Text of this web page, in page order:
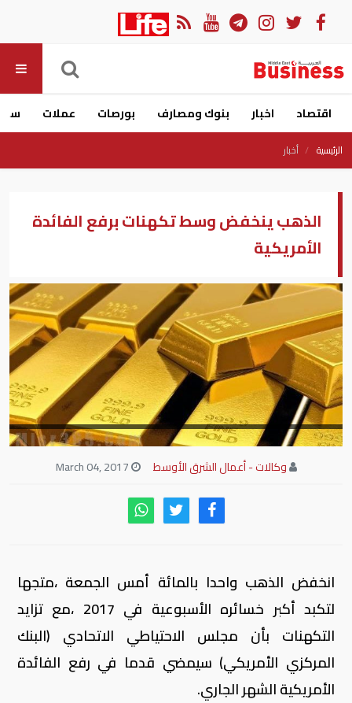
اقتصاد اخبار بنوك ومصارف بورصات عملات
الرئيسية أخبار
الذهب ينخفض وسط تكهنات برفع الفائدة
الأمريكية
وكالات - أعمال الشرق الأوسط
انخفض الذهب واحدا بالمائة أمس الجمعة ،متجها
لتكبد أكبر خسائره الأسبوعية في 2017 ،مع تزايد
التكهنات بأن مجلس الاحتياطي الاتحادي (البنك
المركزي الأمريكي) سيمضي قدما في رفع الفائدة
الأمريكية الشهر الجاري.